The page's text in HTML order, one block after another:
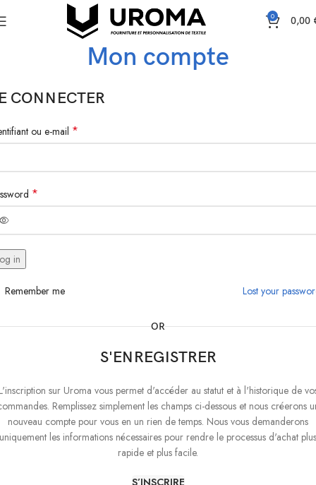
0 0,00
Mon compte
CONNECTER
ou e-mail *
*
in
Lost your
Remember me
OR
S'ENREGISTRER
sur Uroma vous permet d'accéder au statut et à l'historique de
Remplissez simplement les champs ci-dessous et nous créerons
nouveau compte pour vous en un rien de temps. Nous vous demanderons
uniquement les informations nécessaires pour rendre le processus d'achat plus
rapide et plus facile.
S’INSCRIRE